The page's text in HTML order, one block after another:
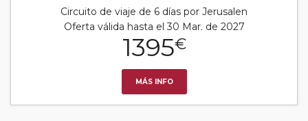
Circuito de viaje de 6 días por Jerusalen
Oferta válida hasta el 30 Mar. de 2027
1395€
MÁS INFO